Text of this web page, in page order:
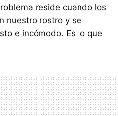
reside cuando los
nuestro rostro y se
e incómodo. Es lo que